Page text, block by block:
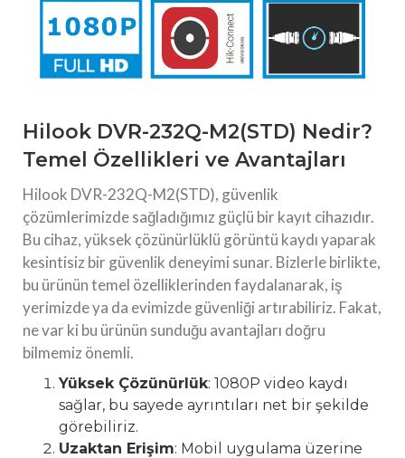
Hilook DVR-232Q-M2(STD) Nedir?
Temel Özellikleri ve Avantajları
Hilook DVR-232Q-M2(STD), güvenlik
çözümlerimizde sağladığımız güçlü bir kayıt cihazıdır.
Bu cihaz, yüksek çözünürlüklü görüntü kaydı yaparak
kesintisiz bir güvenlik deneyimi sunar. Bizlerle birlikte,
bu ürünün temel özelliklerinden faydalanarak, iş
yerimizde ya da evimizde güvenliği artırabiliriz. Fakat,
ne var ki bu ürünün sunduğu avantajları doğru
bilmemiz önemli.
Yüksek Çözünürlük: 1080P video kaydı
sağlar, bu sayede ayrıntıları net bir şekilde
görebiliriz.
Uzaktan Erişim: Mobil uygulama üzerine